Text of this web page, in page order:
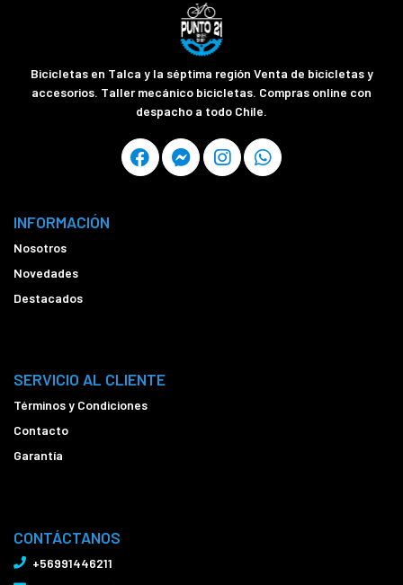
Bicicletas en Talca y la séptima región Venta de bicicletas y
accesorios. Taller mecánico bicicletas. Compras online con
despacho a todo Chile.
INFORMACIÓN
Nosotros
Novedades
Destacados
SERVICIO AL CLIENTE
Términos y Condiciones
Contacto
Garantía
CONTÁCTANOS
+56991446211